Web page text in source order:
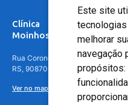
Este site
melhorar
navegação
propósitos:
Clínica
Moinhos de Vento -
Rua Coronel Aparício Borges,
RS, 90870-016
Ver no mapa